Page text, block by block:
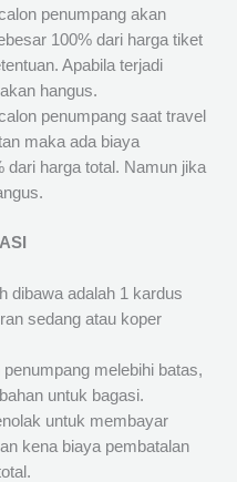
penumpang akan
100% dari harga tiket
Apabila terjadi
hangus.
penumpang saat travel
maka ada biaya
dari harga total. Namun jika
dibawa adalah 1 kardus
sedang atau koper
melebihi batas,
untuk bagasi.
untuk membayar
kena biaya pembatalan